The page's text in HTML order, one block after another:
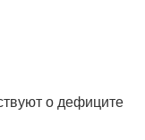
о дефиците